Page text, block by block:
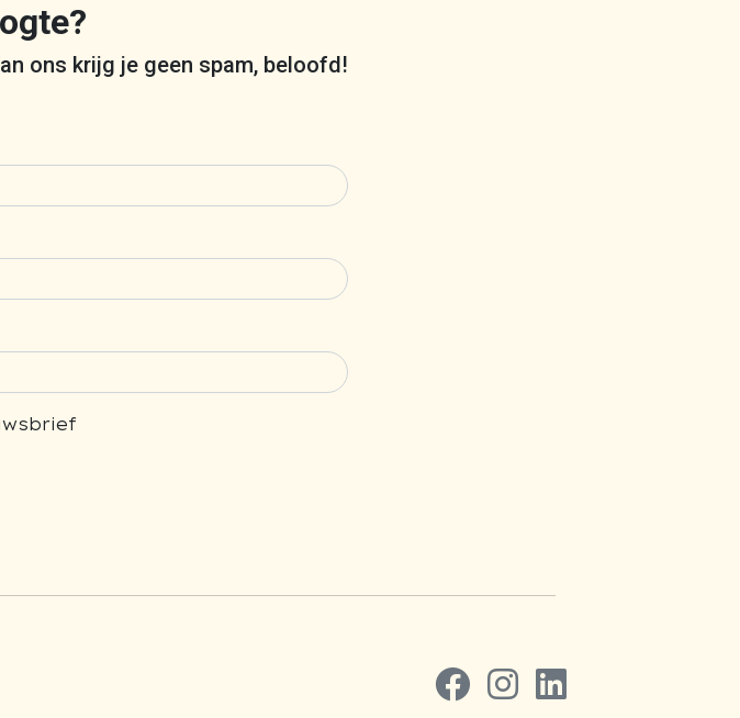
ons krijg je geen spam, beloofd!
Volg ons op Facebook
Volg ons op Instagram
Volg ons op LinkedIn